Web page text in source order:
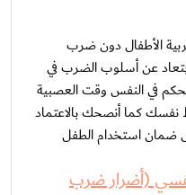
الأطفال دون ضرب
عن أسلوب الضرب في
في النفس وقت العصبية
كما أنصحك بالاعتماد
ضمان استخدام الطفل
(أضرار ضرب